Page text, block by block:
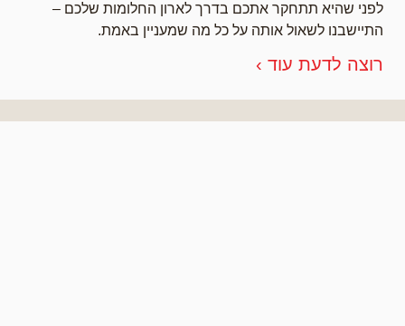
לפני שהיא תתחקר אתכם בדרך לארון החלומות שלכם –
התיישבנו לשאול אותה על כל מה שמעניין באמת.
רוצה לדעת עוד ›